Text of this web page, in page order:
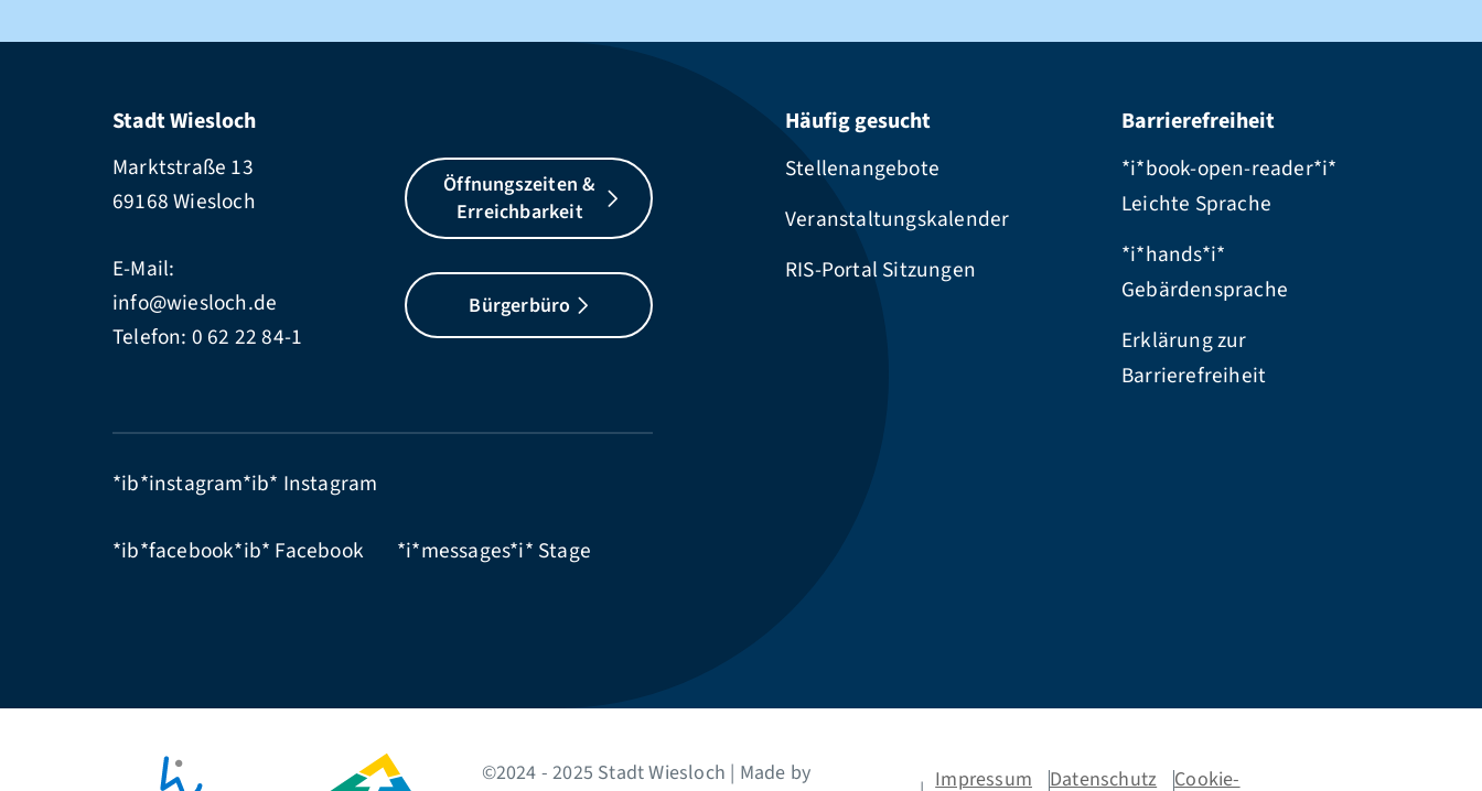
Stadt Wiesloch
Marktstraße 13
69168 Wiesloch
E-Mail:
info@wiesloch.de
Telefon: 0 62 22 84-1
Öffnungszeiten &
Erreichbarkeit
Bürgerbüro
*ib*instagram*ib* Instagram
*ib*facebook*ib* Facebook *i*messages*i* Stage
Häufig gesucht
Stellenangebote
Veranstaltungskalender
RIS-Portal Sitzungen
Barrierefreiheit
*i*book-open-reader*i*
Leichte Sprache
*i*hands*i*
Gebärdensprache
Erklärung zur
Barrierefreiheit
©2024 - 2025 Stadt Wiesloch | Made by Impressum Datenschutz Cookie-